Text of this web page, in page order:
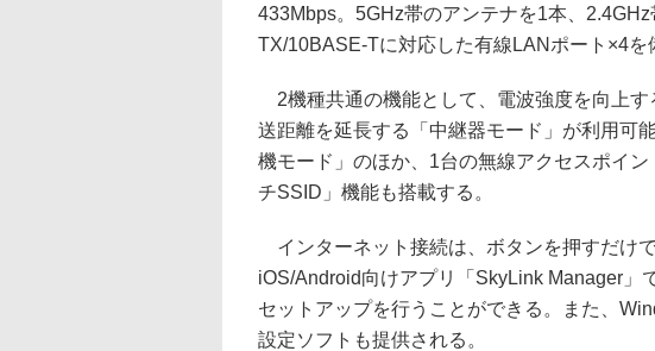
433Mbps。5GHz帯のアンテナを1本、
TX/10BASE-Tに対応した有線LANポート×4を
2機種共通の機能として、電波強度を向上
送距離を延長する「中継器モード」が利用可
機モード」のほか、1台の無線アクセスポイ
チSSID」機能も搭載する。
インターネット接続は、ボタンを押すだけ
iOS/Android向けアプリ「SkyLink Manager」
セットアップを行うことができる。また、
設定ソフトも提供される。